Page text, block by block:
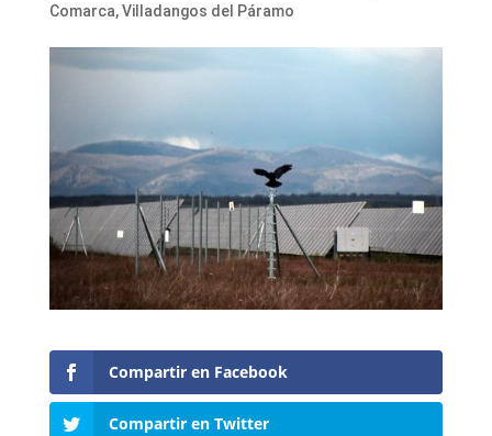
Comarca,Villadangos del Páramo
Compartir en Facebook
Compartir en Twitter